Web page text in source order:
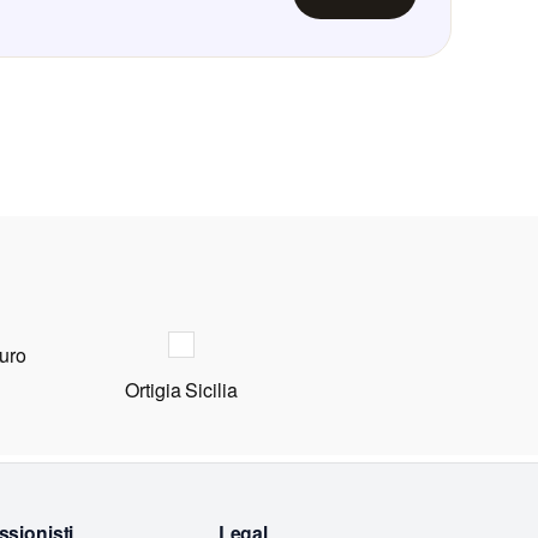
Ortigia Sicilia